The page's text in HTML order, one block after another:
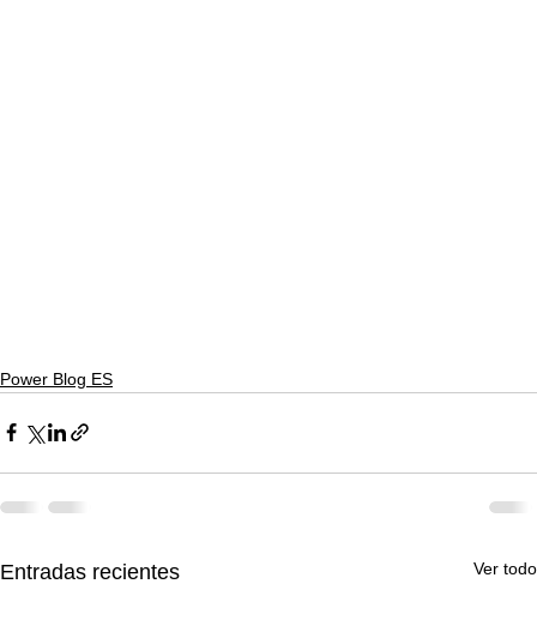
Power Blog ES
Entradas recientes Ver todo